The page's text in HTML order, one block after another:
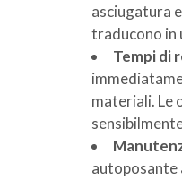
asciugatura
traducono in
Tempi di
materiali. Le
autoposante